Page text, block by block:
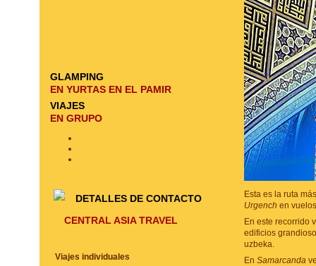
Esta es la ruta
Urgench en
En este recorrido
edificios
uzbeka.
En Samarcanda
GLAMPING
EN YURTAS EN EL PAMIR
VIAJES
EN GRUPO
DETALLES DE CONTACTO
CENTRAL ASIA TRAVEL
Viajes individuales